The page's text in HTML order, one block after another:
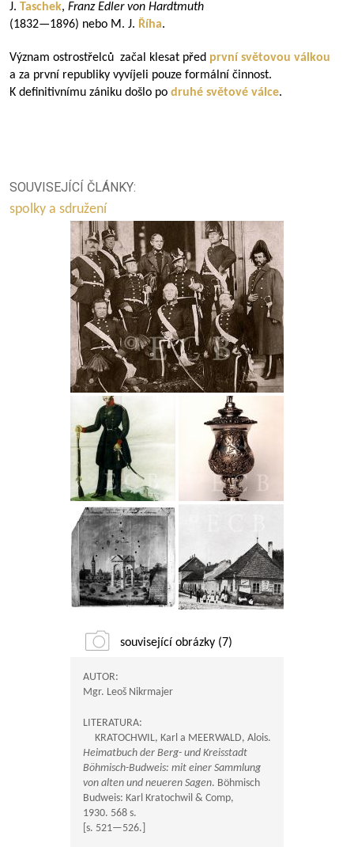
J. Taschek, Franz Edler von Hardtmuth
(1832—1896) nebo M. J. Říha.
Význam ostrostřelců začal klesat před první světovou válkou
a za první republiky vyvíjeli pouze formální činnost.
K definitivnímu zániku došlo po druhé světové válce.
SOUVISEJÍCÍ ČLÁNKY:
spolky a sdružení
související obrázky (7)
AUTOR:
Mgr. Leoš Nikrmajer
LITERATURA:
KRATOCHWIL, Karl a MEERWALD, Alois.
Heimatbuch der Berg- und Kreisstadt
Böhmisch-Budweis: mit einer Sammlung
von alten und neueren Sagen. Böhmisch
Budweis: Karl Kratochwil & Comp,
1930. 568 s.
[s. 521—526.]